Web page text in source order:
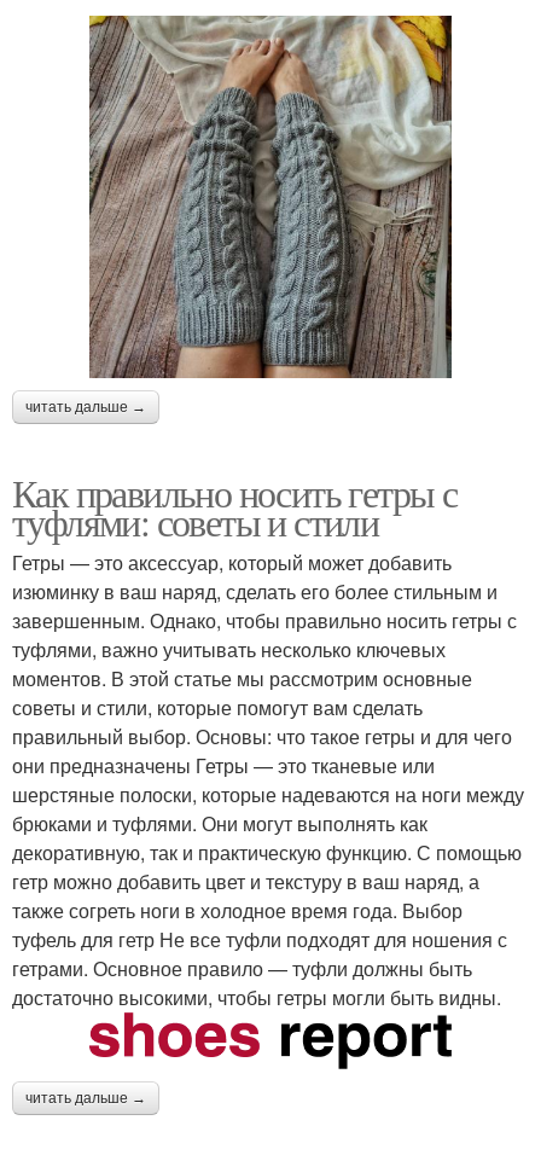
читать дальше →
Как правильно носить гетры с
туфлями: советы и стили
Гетры — это аксессуар, который может добавить
изюминку в ваш наряд, сделать его более стильным и
завершенным. Однако, чтобы правильно носить гетры с
туфлями, важно учитывать несколько ключевых
моментов. В этой статье мы рассмотрим основные
советы и стили, которые помогут вам сделать
правильный выбор. Основы: что такое гетры и для чего
они предназначены Гетры — это тканевые или
шерстяные полоски, которые надеваются на ноги между
брюками и туфлями. Они могут выполнять как
декоративную, так и практическую функцию. С помощью
гетр можно добавить цвет и текстуру в ваш наряд, а
также согреть ноги в холодное время года. Выбор
туфель для гетр Не все туфли подходят для ношения с
гетрами. Основное правило — туфли должны быть
достаточно высокими, чтобы гетры могли быть видны.
читать дальше →